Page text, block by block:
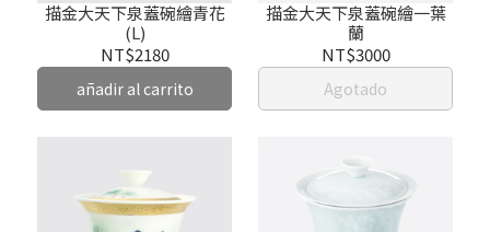
描金大天下泉蓋碗繪青花
(L)
NT$2180
añadir al carrito
描金大天下泉蓋碗繪一葉
蘭
NT$3000
Agotado